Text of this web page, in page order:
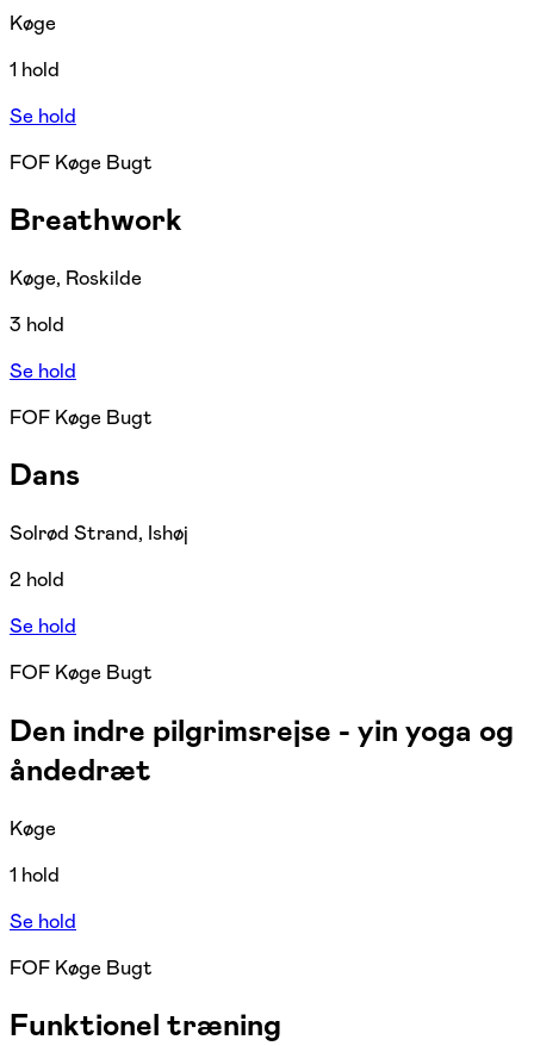
Køge
1 hold
Se hold
FOF Køge Bugt
Breathwork
Køge, Roskilde
3 hold
Se hold
FOF Køge Bugt
Dans
Solrød Strand, Ishøj
2 hold
Se hold
FOF Køge Bugt
Den indre pilgrimsrejse - yin yoga og
åndedræt
Køge
1 hold
Se hold
FOF Køge Bugt
Funktionel træning